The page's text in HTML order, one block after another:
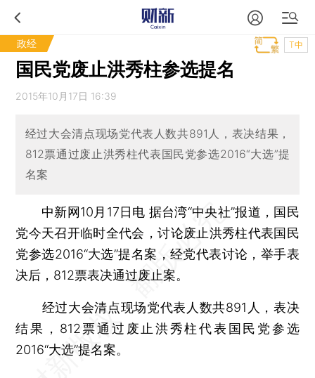
政经 T中
国民党废止洪秀柱参选提名
2015年10月17日 16:39
经过大会清点现场党代表人数共891人，表决结果，
812票通过废止洪秀柱代表国民党参选2016“大选”提
名案
中新网10月17日电 据台湾“中央社”报道，国民
党今天召开临时全代会，讨论废止洪秀柱代表国民
党参选2016“大选”提名案，经党代表讨论，举手表
决后，812票表决通过废止案。
经过大会清点现场党代表人数共891人，表决
结果，812票通过废止洪秀柱代表国民党参选
2016“大选”提名案。